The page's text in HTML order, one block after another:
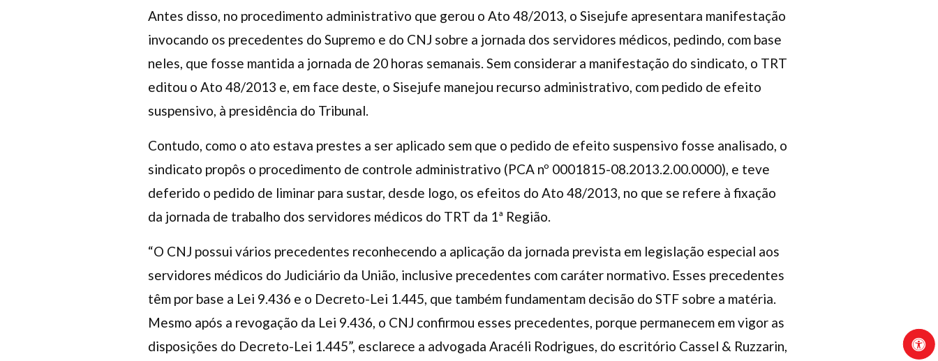
Antes disso, no procedimento administrativo que gerou o Ato 48/2013, o Sisejufe apresentara manifestação
invocando os precedentes do Supremo e do CNJ sobre a jornada dos servidores médicos, pedindo, com base
neles, que fosse mantida a jornada de 20 horas semanais. Sem considerar a manifestação do sindicato, o TRT
editou o Ato 48/2013 e, em face deste, o Sisejufe manejou recurso administrativo, com pedido de efeito
suspensivo, à presidência do Tribunal.
Contudo, como o ato estava prestes a ser aplicado sem que o pedido de efeito suspensivo fosse analisado, o
sindicato propôs o procedimento de controle administrativo (PCA nº 0001815-08.2013.2.00.0000), e teve
deferido o pedido de liminar para sustar, desde logo, os efeitos do Ato 48/2013, no que se refere à fixação
da jornada de trabalho dos servidores médicos do TRT da 1ª Região.
“O CNJ possui vários precedentes reconhecendo a aplicação da jornada prevista em legislação especial aos
servidores médicos do Judiciário da União, inclusive precedentes com caráter normativo. Esses precedentes
têm por base a Lei 9.436 e o Decreto-Lei 1.445, que também fundamentam decisão do STF sobre a matéria.
Mesmo após a revogação da Lei 9.436, o CNJ confirmou esses precedentes, porque permanecem em vigor as
disposições do Decreto-Lei 1.445”, esclarece a advogada Aracéli Rodrigues, do escritório Cassel & Ruzzarin,